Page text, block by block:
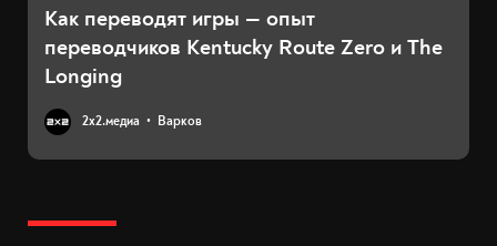
Как переводят игры — опыт
переводчиков Kentucky Route Zero и The
Longing
2х2.медиа Варков